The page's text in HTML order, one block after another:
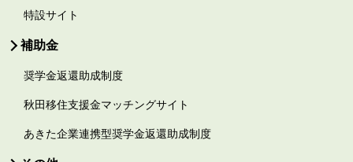
特設サイト
補助金
奨学金返還助成制度
秋田移住支援金マッチングサイト
あきた企業連携型奨学金返還助成制度